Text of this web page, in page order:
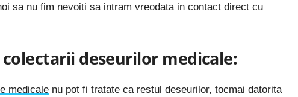
sa nu fim nevoiti sa intram vreodata in contact direct cu
deseurilor medicale:
medicalenu pot fi tratate ca restul deseurilor, tocmai datorita